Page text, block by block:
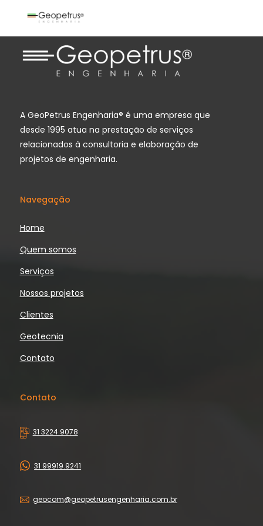
A GeoPetrus Engenharia® é uma empresa que
desde 1995 atua na prestação de serviços
relacionados à consultoria e elaboração de
projetos de engenharia.
Navegação
Home
Quem somos
Serviços
Nossos projetos
Clientes
Geotecnia
Contato
Contato
31 3224.9078
31 99919.9241
geocom@geopetrusengenharia.com.br